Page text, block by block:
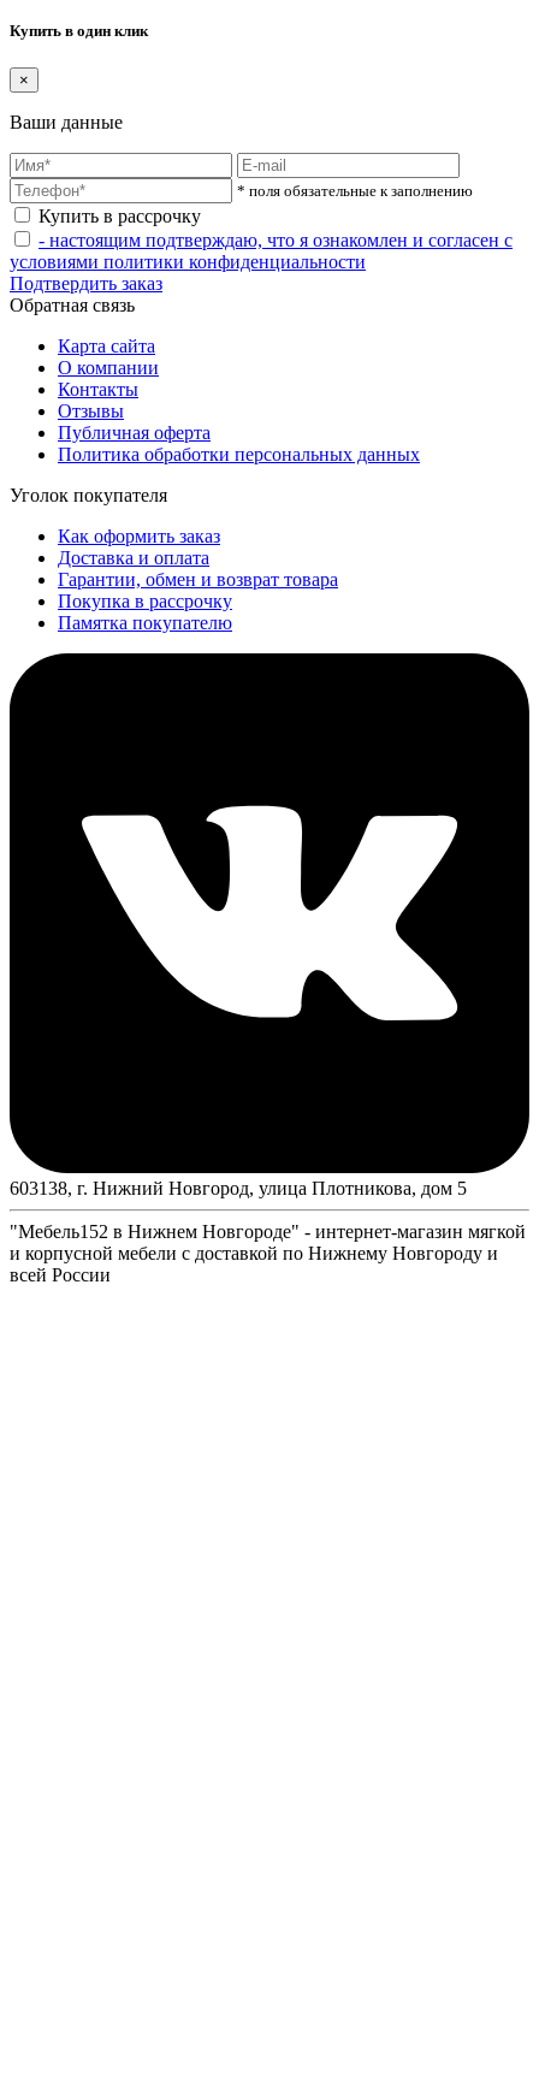
Купить в один клик
×
Ваши данные
* поля обязательные к заполнению
Купить в рассрочку
- настоящим подтверждаю, что я ознакомлен и согласен с
условиями политики конфиденциальности
Подтвердить заказ
Обратная связь
Карта сайта
О компании
Контакты
Отзывы
Публичная оферта
Политика обработки персональных данных
Уголок покупателя
Как оформить заказ
Доставка и оплата
Гарантии, обмен и возврат товара
Покупка в рассрочку
Памятка покупателю
603138, г. Нижний Новгород, улица Плотникова, дом 5
"Мебель152 в Нижнем Новгороде" - интернет-магазин мягкой
и корпусной мебели с доставкой по Нижнему Новгороду и
всей России